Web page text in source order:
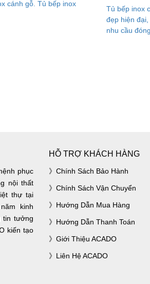
cánh gỗ. Tủ bếp inox
Tủ bếp inox
đẹp hiện
nhu cầu
phục
nội thất
thự tại
kinh
tin tưởng
kiến tạo
HỖ TRỢ KHÁCH HÀNG
Chính Sách Bảo Hành
Chính Sách Vận Chuyển
Hướng Dẫn Mua Hàng
Hướng Dẫn Thanh Toán
Giới Thiệu ACADO
Liên Hệ ACADO